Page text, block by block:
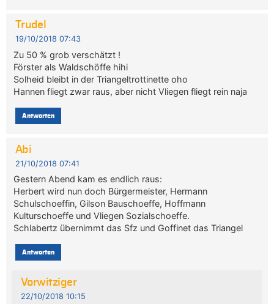
Trudel
19/10/2018 07:43
Zu 50 % grob verschätzt !
Förster als Waldschöffe hihi
Solheid bleibt in der Triangeltrottinette oho
Hannen fliegt zwar raus, aber nicht Vliegen fliegt rein naja
Antworten
Abi
21/10/2018 07:41
Gestern Abend kam es endlich raus:
Herbert wird nun doch Bürgermeister, Hermann
Schulschoeffin, Gilson Bauschoeffe, Hoffmann
Kulturschoeffe und Vliegen Sozialschoeffe.
Schlabertz übernimmt das Sfz und Goffinet das Triangel
Antworten
Vorwitziger
22/10/2018 10:15